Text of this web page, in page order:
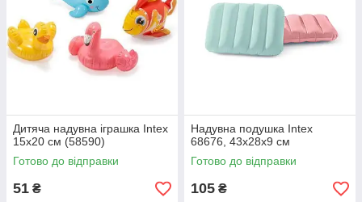
Дитяча надувна іграшка Intex
15х20 см (58590)
Готово до відправки
51 ₴
Надувна подушка Intex
68676, 43х28х9 см
Готово до відправки
105 ₴